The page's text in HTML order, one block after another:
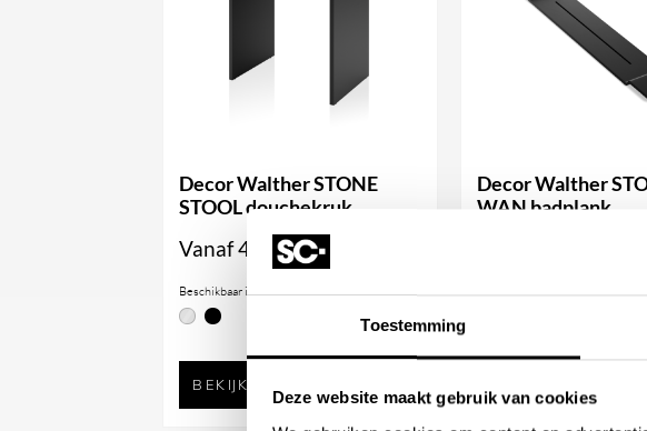
Toestemming
Deze website maakt gebruik van cookies
specifieke behoeften en ruimte van jouw badkamer. Gemaakt
voor detail, is de afwerking van de STONE zeepplank
bijdraagt aan de algehele uitstraling van je badkamer. Het
materiaal staat garant voor duurzaamheid en een langdurige
Zeepplank TAB:2 x 30 x 14,5 cm
Zeepplank TAB L:
Serie:STONE
"Heb je vragen over onze producten? We staan klaar om je
hier om al je vragen te beantwoorden en je te assisteren bij
Decor Walther STONE
STOOL douchekruk
Vanaf406,56
Beschikbaar in
BEKIJK PRODUCT
Decor Walther
WAN badplank
Beschikbaar in